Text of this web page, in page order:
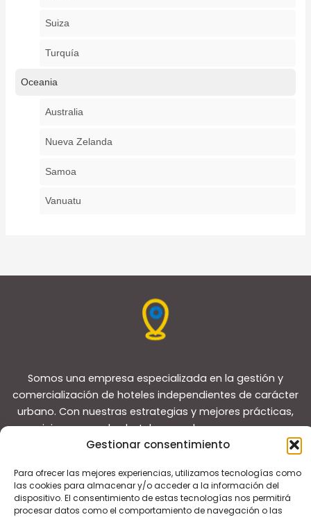
Gestionar consentimiento
Para ofrecer las mejores experiencias, utilizamos tecnologías como
las cookies para almacenar y/o acceder a la información del
dispositivo. El consentimiento de estas tecnologías nos permitirá
procesar datos como el comportamiento de navegación o las
Suiza
Turquía
Oceania
Australia
Nueva Zelanda
Samoa
Vanuatu
Somos una empresa especializada en la gestión y
comercialización de hoteles independientes de carácter
urbano. Con nuestras estrategias y mejores prácticas,
reposicionamos a los hoteles para lograr que superen a
sus competidores y convertirlos en líderes del mercado